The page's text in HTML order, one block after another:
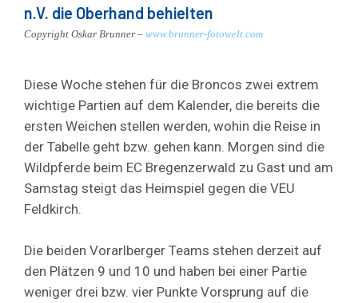
n.V. die Oberhand behielten
Copyright Oskar Brunner – www.brunner-fotowelt.com
Diese Woche stehen für die Broncos zwei extrem
wichtige Partien auf dem Kalender, die bereits die
ersten Weichen stellen werden, wohin die Reise in
der Tabelle geht bzw. gehen kann. Morgen sind die
Wildpferde beim EC Bregenzerwald zu Gast und am
Samstag steigt das Heimspiel gegen die VEU
Feldkirch.
Die beiden Vorarlberger Teams stehen derzeit auf
den Plätzen 9 und 10 und haben bei einer Partie
weniger drei bzw. vier Punkte Vorsprung auf die